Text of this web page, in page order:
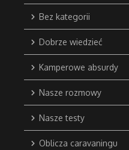
Bez kategorii
Dobrze wiedzieć
Kamperowe absurdy
Nasze rozmowy
Nasze testy
Oblicza caravaningu